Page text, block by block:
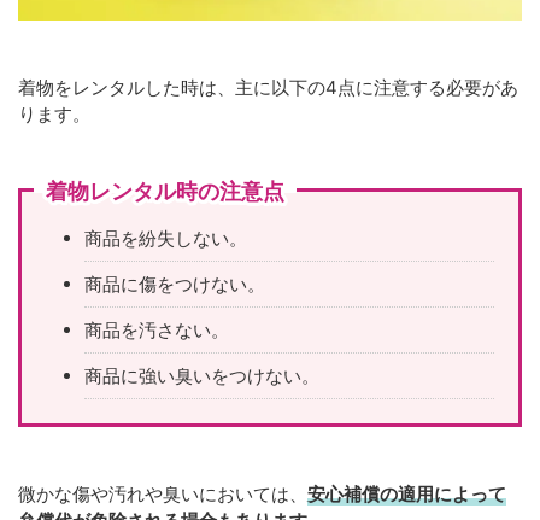
着物をレンタルした時は、主に以下の4点に注意する必要があ
ります。
着物レンタル時の注意点
商品を紛失しない。
商品に傷をつけない。
商品を汚さない。
商品に強い臭いをつけない。
微かな傷や汚れや臭いにおいては、 安心補償の適用によって